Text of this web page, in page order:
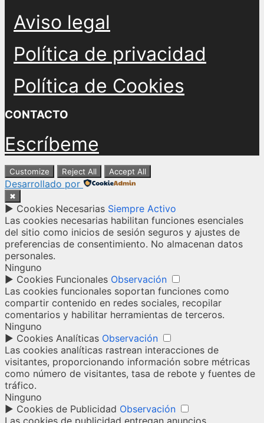
Aviso legal
Política de privacidad
Política de Cookies
CONTACTO
Escríbeme
Customize Reject All Accept All
Desarrollado por
✖
► Cookies Necesarias Siempre Activo
Las cookies necesarias habilitan funciones esenciales
del sitio como inicios de sesión seguros y ajustes de
preferencias de consentimiento. No almacenan datos
personales.
Ninguno
► Cookies Funcionales Observación
Las cookies funcionales soportan funciones como
compartir contenido en redes sociales, recopilar
comentarios y habilitar herramientas de terceros.
Ninguno
► Cookies Analíticas Observación
Las cookies analíticas rastrean interacciones de
visitantes, proporcionando información sobre métricas
como número de visitantes, tasa de rebote y fuentes de
tráfico.
Ninguno
► Cookies de Publicidad Observación